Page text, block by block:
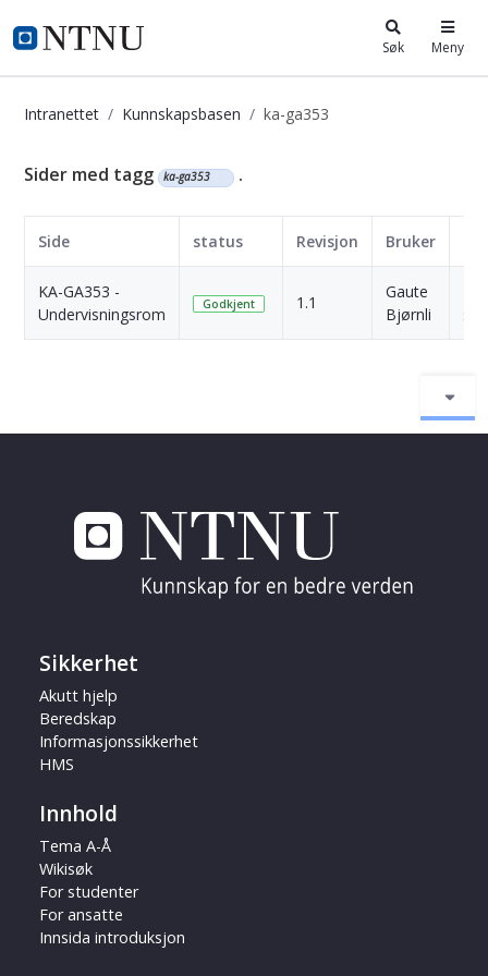
i.ntnu.no Søk Meny
Intranettet Kunnskapsbasen ka-ga353
Kunnskapsbasen
Sider med tagg ka-ga353 .
Side status Revisjon Bruker
KA-GA353 -
Undervisningsrom
Godkjent 1.1
Gaute
Bjørnli
Sikkerhet
Akutt hjelp
Beredskap
Informasjonssikkerhet
HMS
Innhold
Tema A-Å
Wikisøk
For studenter
For ansatte
Innsida introduksjon